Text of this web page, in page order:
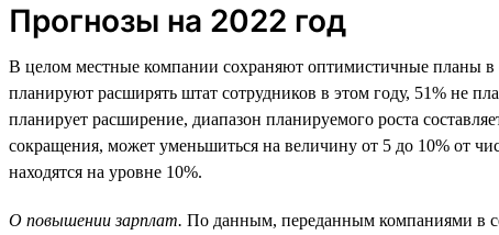
Прогнозы на 2022 год
В целом местные компании сохраняют оптимистичные планы в
планируют расширять штат сотрудников в этом году, 51% не
планирует расширение, диапазон планируемого роста
сокращения, может уменьшиться на величину от 5 до 10% от
находятся на уровне 10%.
О повышении зарплат. По данным, переданным компаниями в